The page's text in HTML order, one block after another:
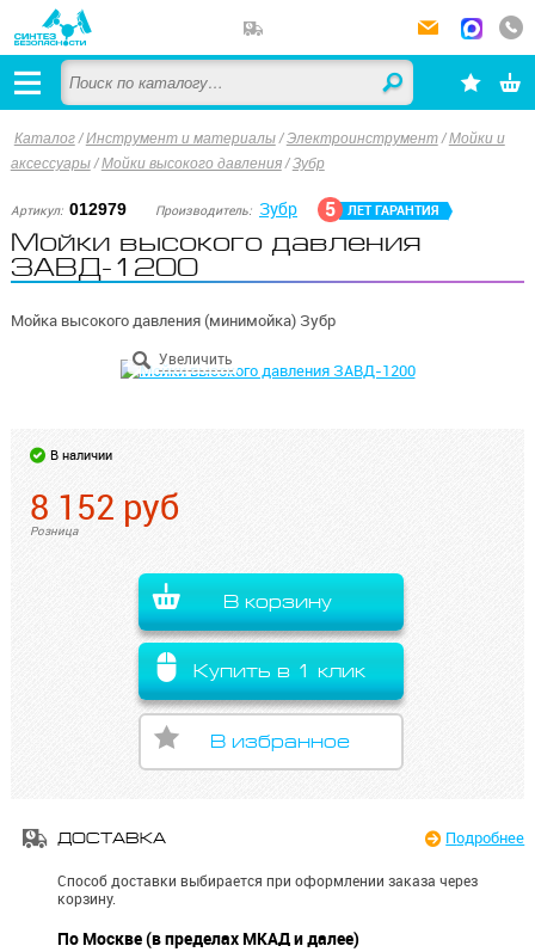
Каталог/Инструмент и материалы /Электроинструмент /Мойки и
аксессуары /Мойки высокого давления /Зубр
Артикул: 012979 Производитель: Зубр 5 ЛЕТ ГАРАНТИЯ
Мойки высокого давления
ЗАВД-1200
Мойка высокого давления (минимойка) Зубр
В наличии
8 152 руб
Розница
В корзину
Купить в 1 клик
В избранное
ДОСТАВКА Подробнее
Способ доставки выбирается при оформлении заказа через
корзину.
По Москве (в пределах МКАД и далее)